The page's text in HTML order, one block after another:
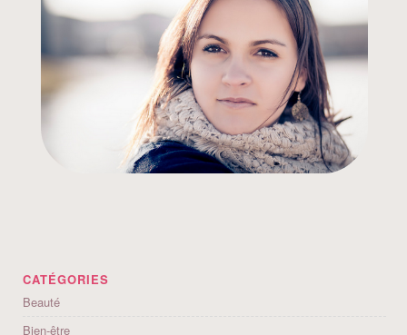
CATÉGORIES
Beauté
Bien-être